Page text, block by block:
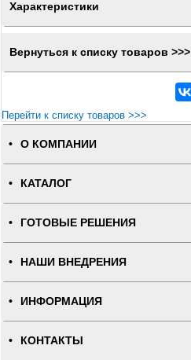
Характеристики
Вернуться к списку товаров >>>
Перейти к списку товаров >>>
О КОМПАНИИ
КАТАЛОГ
ГОТОВЫЕ РЕШЕНИЯ
НАШИ ВНЕДРЕНИЯ
ИНФОРМАЦИЯ
КОНТАКТЫ